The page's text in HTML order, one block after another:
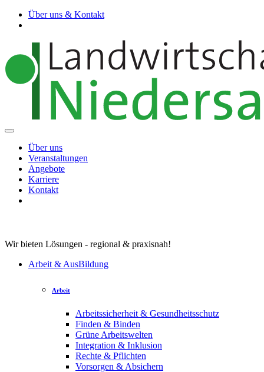
Über uns & Kontakt
Über uns
Veranstaltungen
Angebote
Karriere
Kontakt
Wir bieten Lösungen - regional & praxisnah!
Arbeit & AusBildung
Arbeit
Arbeitssicherheit & Gesundheitsschutz
Finden & Binden
Grüne Arbeitswelten
Integration & Inklusion
Rechte & Pflichten
Vorsorgen & Absichern